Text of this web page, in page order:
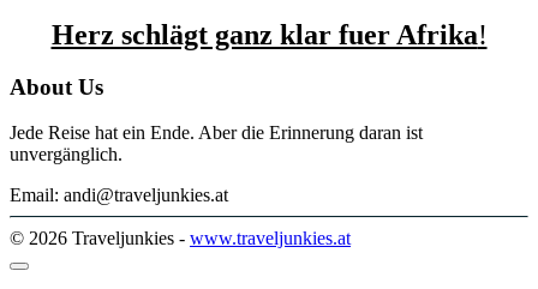
Herz schlägt ganz klar fuer Afrika!
About Us
Jede Reise hat ein Ende. Aber die Erinnerung daran ist
unvergänglich.
Email: andi@traveljunkies.at
© 2026 Traveljunkies - www.traveljunkies.at